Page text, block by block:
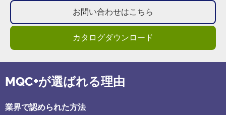
お問い合わせはこちら
カタログダウンロード
MQC+が選ばれる理由
業界で認められた方法